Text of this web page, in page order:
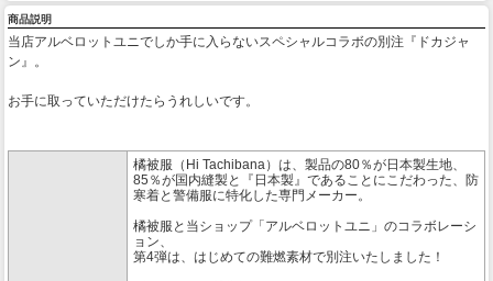
商品説明
当店アルベロットユニでしか手に入らないスペシャルコラボの別注『ドカジャ
ン』。
お手に取っていただけたらうれしいです。
橘被服（Hi Tachibana）は、製品の80％が日本製生地、
85％が国内縫製と『日本製』であることにこだわった、防
寒着と警備服に特化した専門メーカー。
橘被服と当ショップ「アルベロットユニ」のコラボレーシ
ョン、
第4弾は、はじめての難燃素材で別注いたしました！